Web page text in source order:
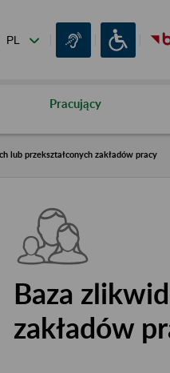
Pracujący
lub przekształconych zakładów pracy
Baza
zakładów